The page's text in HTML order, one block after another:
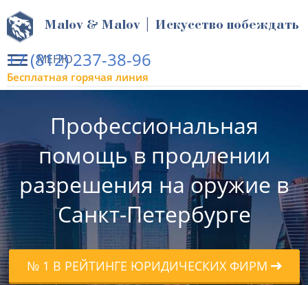
МЕНЮ
Malov & Malov | Искусство побеждать
+7 (812) 237-38-96
Бесплатная горячая линия
Профессиональная
помощь в продлении
разрешения на оружие в
Санкт-Петербурге
№ 1 В РЕЙТИНГЕ ЮРИДИЧЕСКИХ ФИРМ